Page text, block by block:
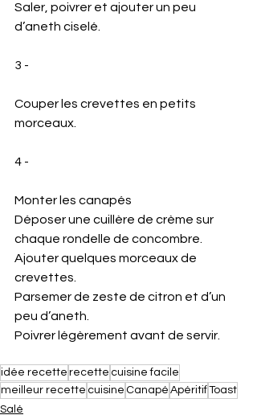
Saler, poivrer et ajouter un peu
d’aneth ciselé.
3 -
Couper les crevettes en petits
morceaux.
4 -
Monter les canapés
Déposer une cuillère de crème sur
chaque rondelle de concombre.
Ajouter quelques morceaux de
crevettes.
Parsemer de zeste de citron et d’un
peu d’aneth.
Poivrer légèrement avant de servir.
idée recette recette cuisine facile
meilleur recette cuisine Canapé ApéritifToast
Salé